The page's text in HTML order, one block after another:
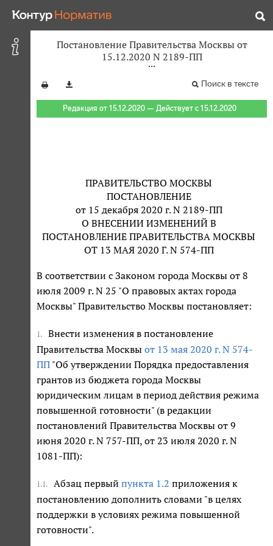
Постановление Правительства Москвы от
15.12.2020 N 2189-ПП
Поиск в тексте
Редакция от 15.12.2020 — Действует с 15.12.2020
ПРАВИТЕЛЬСТВО МОСКВЫ
ПОСТАНОВЛЕНИЕ
от 15 декабря 2020 г. N 2189-ПП
О ВНЕСЕНИИ ИЗМЕНЕНИЙ В
ПОСТАНОВЛЕНИЕ ПРАВИТЕЛЬСТВА МОСКВЫ
ОТ 13 МАЯ 2020 Г. N 574-ПП
В соответствии с Законом города Москвы от 8
июля 2009 г. N 25 "О правовых актах города
Москвы" Правительство Москвы постановляет:
1.
Внести изменения в постановление
Правительства Москвы от 13 мая 2020 г. N 574-
ПП "Об утверждении Порядка предоставления
грантов из бюджета города Москвы
юридическим лицам в период действия режима
повышенной готовности" (в редакции
постановлений Правительства Москвы от 9
июня 2020 г. N 757-ПП, от 23 июля 2020 г. N
1081-ПП):
1.1. Абзац первый пункта 1.2 приложения к
постановлению дополнить словами "в целях
поддержки в условиях режима повышенной
готовности".